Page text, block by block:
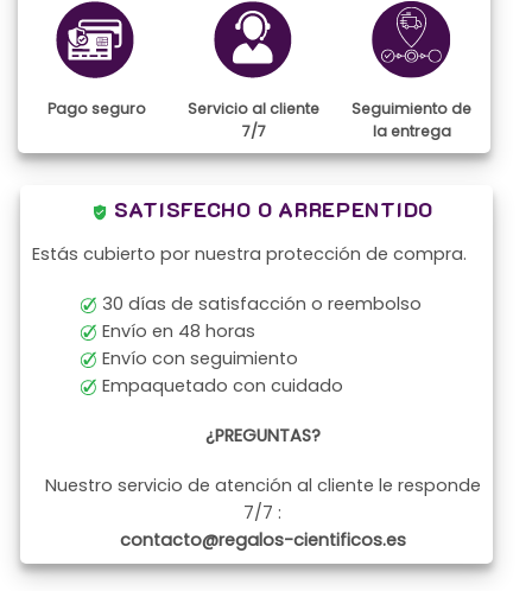
producto
Pago seguro
Servicio al cliente
7/7
Seguimiento de
la entrega
SATISFECHO O ARREPENTIDO
Estás cubierto por nuestra protección de compra.
30 días de satisfacción o reembolso
Envío en 48 horas
Envío con seguimiento
Empaquetado con cuidado
¿PREGUNTAS?
Nuestro servicio de atención al cliente le responde
7/7 :
contacto@regalos-cientificos.es